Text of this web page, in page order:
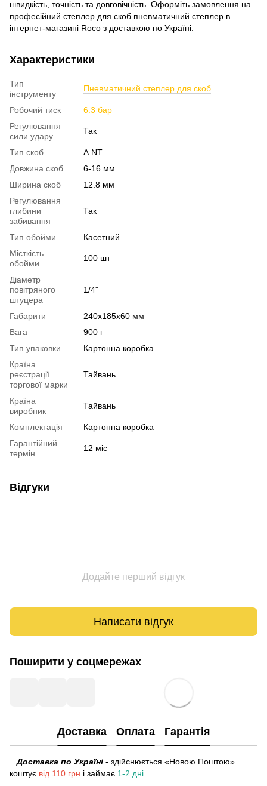
швидкість, точність та довговічність. Оформіть замовлення на
професійний степлер для скоб пневматичний степлер в
інтернет-магазині Roco з доставкою по Україні.
Характеристики
Тип
інструменту
Пневматичний степлер для скоб
Робочий тиск
6.3 бар
Регулювання
сили удару
Так
Тип скоб
А NT
Довжина скоб
6-16 мм
Ширина скоб
12.8 мм
Регулювання
глибини
забивання
Так
Тип обойми
Касетний
Місткість
обойми
100 шт
Діаметр
повітряного
штуцера
1/4"
Габарити
240x185x60 мм
Вага
900 г
Тип упаковки
Картонна коробка
Країна
реєстрації
торгової марки
Тайвань
Країна
виробник
Тайвань
Комплектація
Картонна коробка
Гарантійний
термін
12 міс
Відгуки
Додайте перший відгук
Написати відгук
Поширити у соцмережах
Доставка Оплата Гарантія
Доставка по Україні - здійснюється «Новою Поштою»
коштує від 110 грн і займає 1-2 дні.